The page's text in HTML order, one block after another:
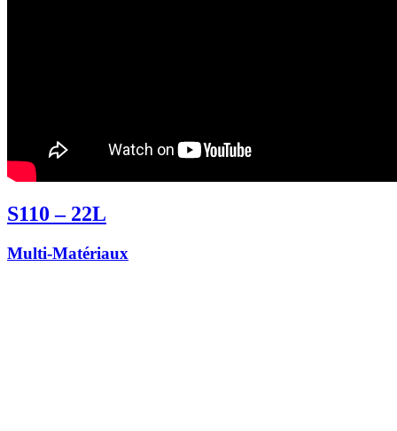
S110 – 22L
Multi-Matériaux